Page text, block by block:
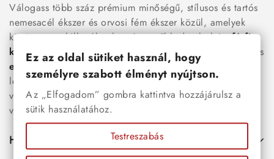
Válogass több száz prémium minőségű, stílusos és tartós
nemesacél ékszer és orvosi fém ékszer közül, amelyek
között megtalálhatók a legnépszerűbb darabok is:férfi
karkötők
, női nyakláncok , karikagyűrűk
és
esküvői kiegészítőkegyaránt. Webáruházunkban a
legújabb trendeket követő, mégis időtálló ékszerek közül
választhatsz – legyen szó ajándékról, mindennapi
viseletről vagy különleges alkalmakról.
Hasznos
Ez az oldal sütiket használ, hogy
személyre szabott élményt nyújtson.
Az „Elfogadom” gombra kattintva hozzájárulsz a
sütik használatához.
Testreszabás